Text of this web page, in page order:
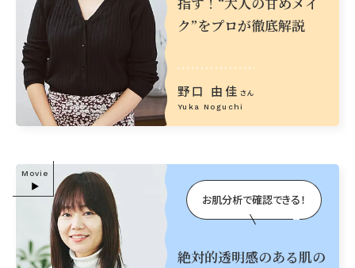
ク”をプロが徹底解説
野口 由佳 さん
Yuka Noguchi
Movie
お肌分析で確認できる！
絶対的透明感のある肌の